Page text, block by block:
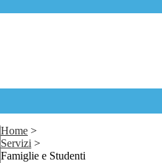
Home >
Servizi >
Famiglie e Studenti